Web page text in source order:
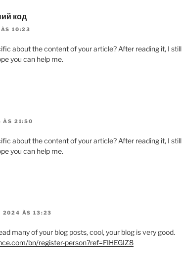
код
10:23
about the content of your article? After reading it, I still
you can help me.
ÀS 21:50
about the content of your article? After reading it, I still
you can help me.
2024 ÀS 13:23
many of your blog posts, cool, your blog is very good.
bn/register-person?ref=FIHEGIZ8